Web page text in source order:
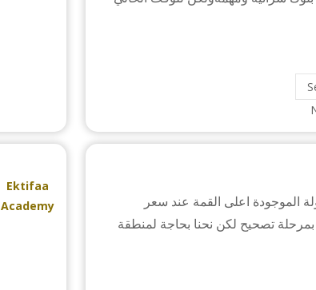
Ektifaa
Academy
الموجودة اعلى القمة عند سعر
بمرحلة تصحيح لكن نحنا بحاجة لمنطقة